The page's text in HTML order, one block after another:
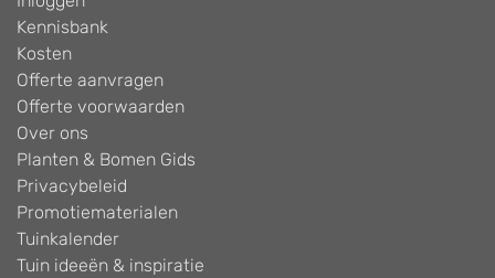
Kennisbank
Kosten
Offerte aanvragen
Offerte voorwaarden
Over ons
Planten & Bomen Gids
Privacybeleid
Promotiematerialen
Tuinkalender
Tuin ideeën & inspiratie